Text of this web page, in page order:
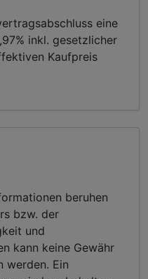
eine
inkl. gesetzlicher
Kaufpreis
beruhen
bzw. der
und
kann keine Gewähr
werden. Ein